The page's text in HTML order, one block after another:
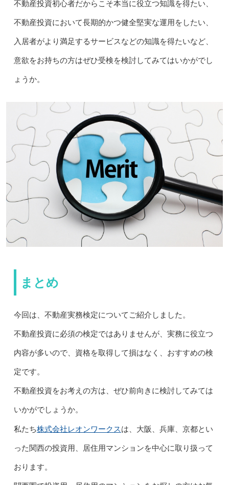
不動産投資初心者だからこそ本当に役立つ知識を得たい、
不動産投資において長期的かつ健全堅実な運用をしたい、
入居者がより満足するサービスなどの知識を得たいなど、
意欲をお持ちの方はぜひ受検を検討してみてはいかがでし
ょうか。
まとめ
今回は、不動産実務検定についてご紹介しました。
不動産投資に必須の検定ではありませんが、実務に役立つ
内容が多いので、資格を取得して損はなく、おすすめの検
定です。
不動産投資をお考えの方は、ぜひ前向きに検討してみては
いかがでしょうか。
私たち株式会社レオンワークスは、大阪、兵庫、京都とい
った関西の投資用、居住用マンションを中心に取り扱って
おります。